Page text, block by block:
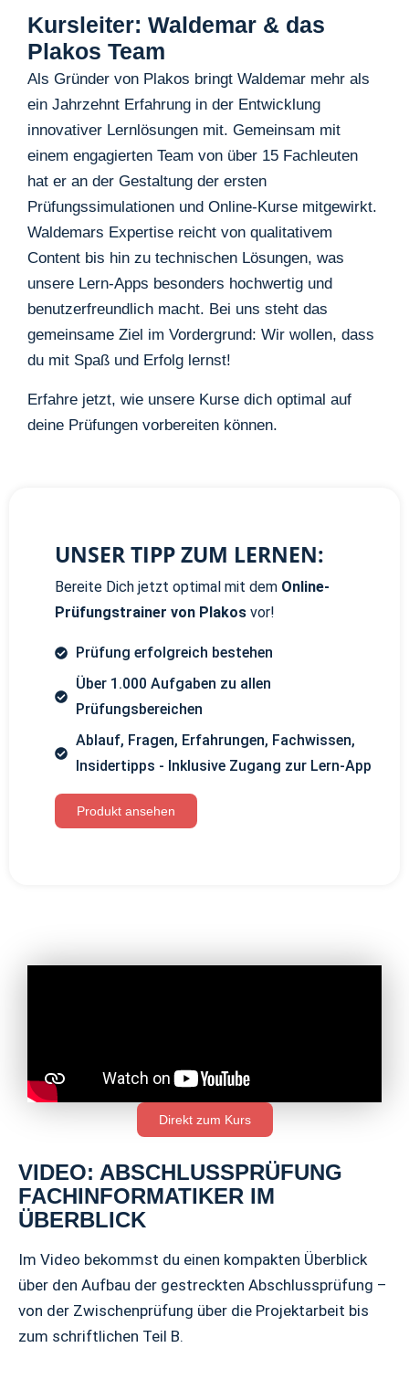
Kursleiter: Waldemar & das
Plakos Team
Als Gründer von Plakos bringt Waldemar mehr als
ein Jahrzehnt Erfahrung in der Entwicklung
innovativer Lernlösungen mit. Gemeinsam mit
einem engagierten Team von über 15 Fachleuten
hat er an der Gestaltung der ersten
Prüfungssimulationen und Online-Kurse mitgewirkt.
Waldemars Expertise reicht von qualitativem
Content bis hin zu technischen Lösungen, was
unsere Lern-Apps besonders hochwertig und
benutzerfreundlich macht. Bei uns steht das
gemeinsame Ziel im Vordergrund: Wir wollen, dass
du mit Spaß und Erfolg lernst!
Erfahre jetzt, wie unsere Kurse dich optimal auf
deine Prüfungen vorbereiten können.
UNSER TIPP ZUM LERNEN:
Bereite Dich jetzt optimal mit dem Online-
Prüfungstrainer von Plakos vor!
Prüfung erfolgreich bestehen
Über 1.000 Aufgaben zu allen
Prüfungsbereichen
Ablauf, Fragen, Erfahrungen, Fachwissen,
Insidertipps - Inklusive Zugang zur Lern-App
Produkt ansehen
Direkt zum Kurs
VIDEO: ABSCHLUSSPRÜFUNG
FACHINFORMATIKER IM
ÜBERBLICK
Im Video bekommst du einen kompakten Überblick
über den Aufbau der gestreckten Abschlussprüfung –
von der Zwischenprüfung über die Projektarbeit bis
zum schriftlichen Teil B.